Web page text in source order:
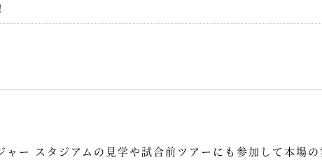
ー スタジアムの見学や試合前ツアーにも参加して本場の